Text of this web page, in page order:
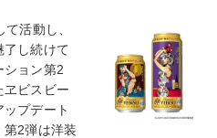
活動し、
了し続けて
ション第2
ビスビー
プデート
第2弾は洋装